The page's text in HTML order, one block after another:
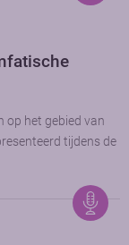
op het gebied van
tijdens de